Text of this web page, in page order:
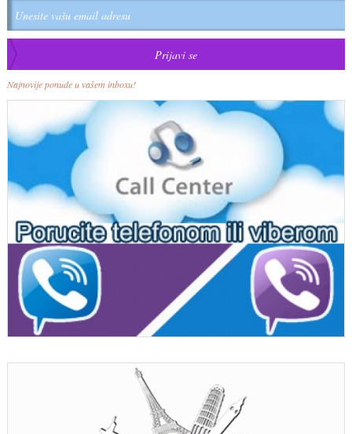
Najnovije ponude u vašem inboxu!